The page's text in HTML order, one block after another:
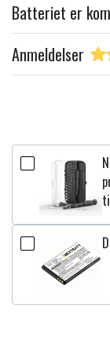
Batteriet er
Anmeldelser